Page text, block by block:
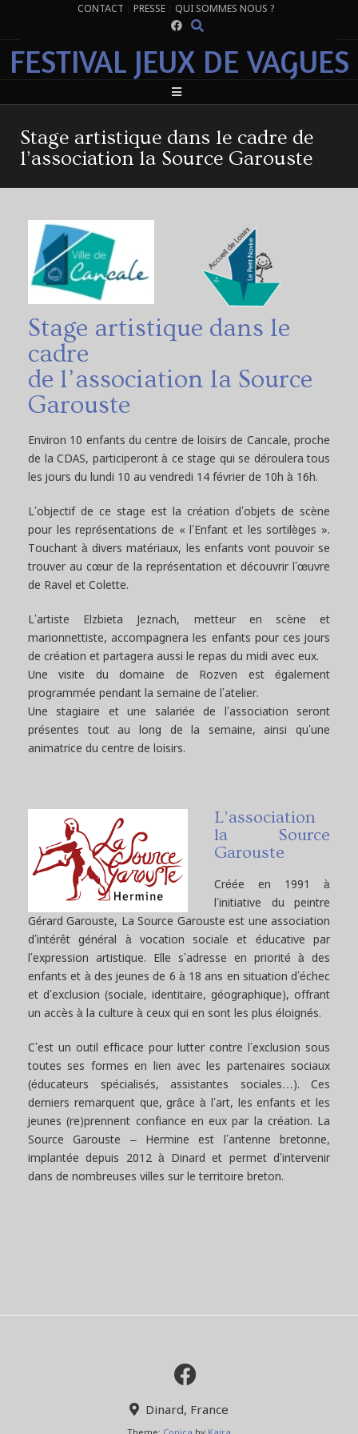
CONTACT PRESSE QUI SOMMES NOUS ?
FESTIVAL JEUX DE VAGUES
Stage artistique dans le cadre de
l’association la Source Garouste
Stage artistique dans le
cadre
de l’association la Source
Garouste
Environ 10 enfants du centre de loisirs de Cancale, proche
de la CDAS, participeront à ce stage qui se déroulera tous
les jours du lundi 10 au vendredi 14 février de 10h à 16h.
L’objectif de ce stage est la création d’objets de scène
pour les représentations de « l’Enfant et les sortilèges ».
Touchant à divers matériaux, les enfants vont pouvoir se
trouver au cœur de la représentation et découvrir l’œuvre
de Ravel et Colette.
L’artiste Elzbieta Jeznach, metteur en scène et
marionnettiste, accompagnera les enfants pour ces jours
de création et partagera aussi le repas du midi avec eux.
Une visite du domaine de Rozven est également
programmée pendant la semaine de l’atelier.
Une stagiaire et une salariée de l’association seront
présentes tout au long de la semaine, ainsi qu’une
animatrice du centre de loisirs.
L’association
la Source
Garouste
Créée en 1991 à
l’initiative du peintre
Gérard Garouste, La Source Garouste est une association
d’intérêt général à vocation sociale et éducative par
l’expression artistique. Elle s’adresse en priorité à des
enfants et à des jeunes de 6 à 18 ans en situation d’échec
et d’exclusion (sociale, identitaire, géographique), offrant
un accès à la culture à ceux qui en sont les plus éloignés.
C’est un outil efficace pour lutter contre l’exclusion sous
toutes ses formes en lien avec les partenaires sociaux
(éducateurs spécialisés, assistantes sociales…). Ces
derniers remarquent que, grâce à l’art, les enfants et les
jeunes (re)prennent confiance en eux par la création. La
Source Garouste – Hermine est l’antenne bretonne,
implantée depuis 2012 à Dinard et permet d’intervenir
dans de nombreuses villes sur le territoire breton.
Dinard, France